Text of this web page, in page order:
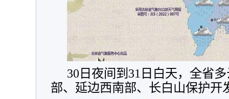
30日夜间到31日白天，全省
部、延边西南部、长白山保护开